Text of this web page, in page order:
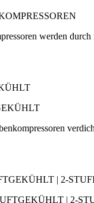
werden
| 2-